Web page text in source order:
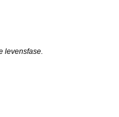
levensfase.